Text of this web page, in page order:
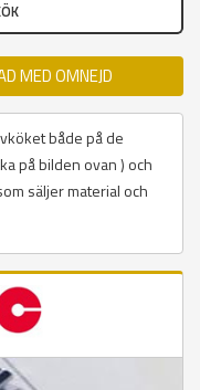
MED OMNEJD
både på de
på bilden ovan ) och
säljer material och